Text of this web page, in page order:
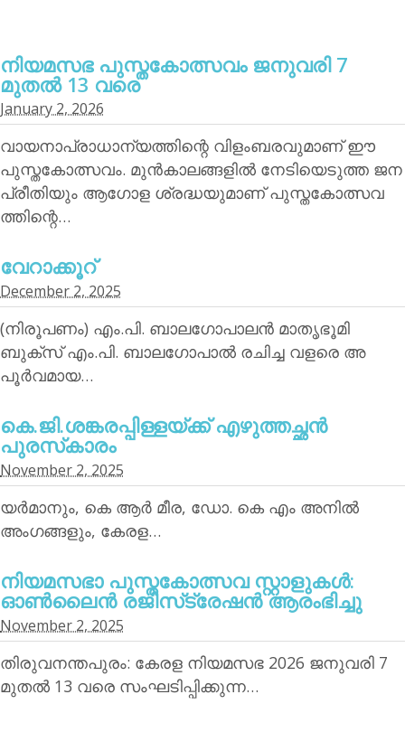
നിയമസഭ പുസ്തകോത്സവം ജനുവരി 7
മുതല്‍ 13 വരെ
January 2, 2026
വായനാപ്രാധാന്യത്തിന്റെ വിളംബരവുമാണ് ഈ
പുസ്തകോത്സവം. മുന്‍കാലങ്ങളില്‍ നേടിയെടുത്ത ജന
പ്രീതിയും ആഗോള ശ്രദ്ധയുമാണ് പുസ്തകോത്സവ
ത്തിന്റെ…
വേറാക്കൂറ്
December 2, 2025
(നിരൂപണം) എം.പി. ബാലഗോപാലന്‍ മാതൃഭൂമി
ബുക്‌സ് എം.പി. ബാലഗോപാല്‍ രചിച്ച വളരെ അ
പൂര്‍വമായ…
കെ.ജി.ശങ്കരപ്പിള്ളയ്ക്ക് എഴുത്തച്ഛന്‍
പുരസ്‌കാരം
November 2, 2025
യര്‍മാനും, കെ ആര്‍ മീര, ഡോ. കെ എം അനില്‍
അംഗങ്ങളും, കേരള…
നിയമസഭാ പുസ്തകോത്സവ സ്റ്റാളുകള്‍:
ഓണ്‍ലൈന്‍ രജിസ്‌ട്രേഷന്‍ ആരംഭിച്ചു
November 2, 2025
തിരുവനന്തപുരം: കേരള നിയമസഭ 2026 ജനുവരി 7
മുതല്‍ 13 വരെ സംഘടിപ്പിക്കുന്ന…